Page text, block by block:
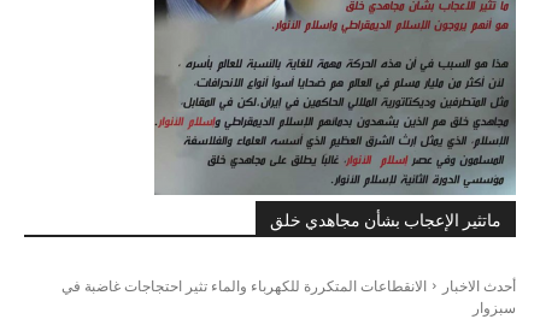
ماتثير الإعجاب بشأن مجاهدي خلق
أحدث الاخبار
الانقطاعات المتكررة للكهرباء والماء تثیر احتجاجات غاضبة في
سبزوار